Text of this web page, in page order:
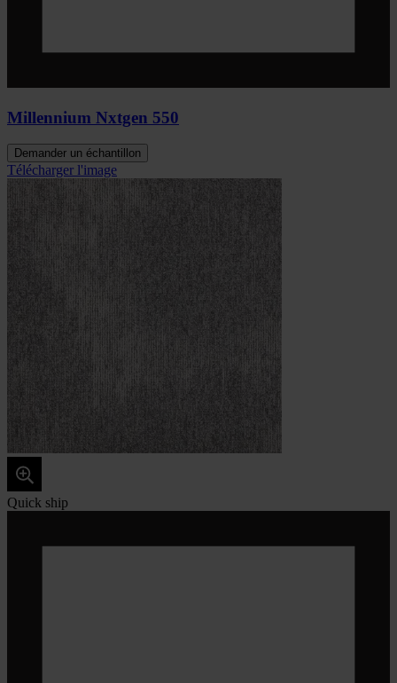
Millennium Nxtgen 550
Demander un échantillon
Télécharger l'image
Quick ship